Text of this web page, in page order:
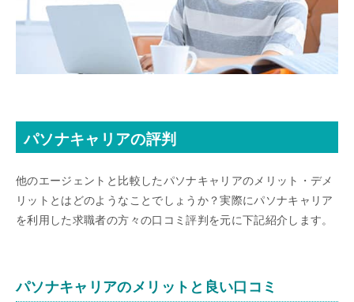
パソナキャリアの評判
他のエージェントと比較したパソナキャリアのメリット・デメ
リットとはどのようなことでしょうか？実際にパソナキャリア
を利用した求職者の方々の口コミ評判を元に下記紹介します。
パソナキャリアのメリットと良い口コミ